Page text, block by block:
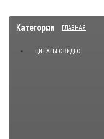
Категории ГЛАВНАЯ
ЦИТАТЫ С ВИДЕО